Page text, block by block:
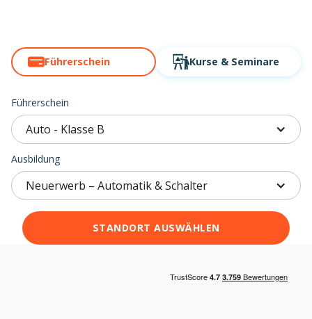
Führerschein Kurse & Seminare
Führerschein
Auto - Klasse B
Ausbildung
Neuerwerb – Automatik & Schalter
STANDORT AUSWÄHLEN